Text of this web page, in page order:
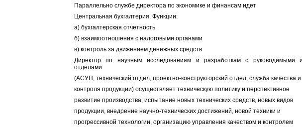
Параллельно службе директора по экономике и финансам идет
Центральная бухгалтерия. Функции:
а) бухгалтерская отчетность
б) взаимоотношения с налоговыми органами
в) контроль за движением денежных средств
Директор по научным исследованиям и разработкам с руководимыми
отделами
(АСУП, технический отдел, проектно-конструкторский отдел, служба качества и
контроля продукции) осуществляет техническую политику и перспективное
развитие производства, испытание новых технических средств, новых видов
продукции, внедрение научно-технических достижений, новой техники и
прогрессивной технологии, организацию управления качеством и контролем